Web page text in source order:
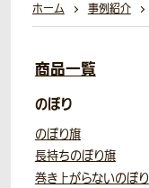
ホーム 事例紹介
商品一覧
のぼり
のぼり旗
長持ちのぼり旗
巻き上がらないのぼり